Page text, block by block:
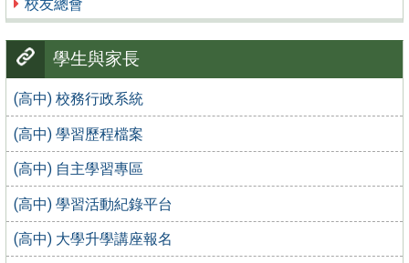
校友總會
學生與家長
(高中) 校務行政系統
(高中) 學習歷程檔案
(高中) 自主學習專區
(高中) 學習活動紀錄平台
(高中) 大學升學講座報名